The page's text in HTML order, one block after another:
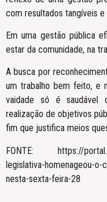
com resultados tangíveis e
Em uma gestão pública
estar da comunidade, na
A busca por
um trabalho bem feito, e
vaidade só é saudável
realização de objetivos
fim que justifica meios
FONTE: https://
legislativa-homenageou-
nesta-sexta-feira-28